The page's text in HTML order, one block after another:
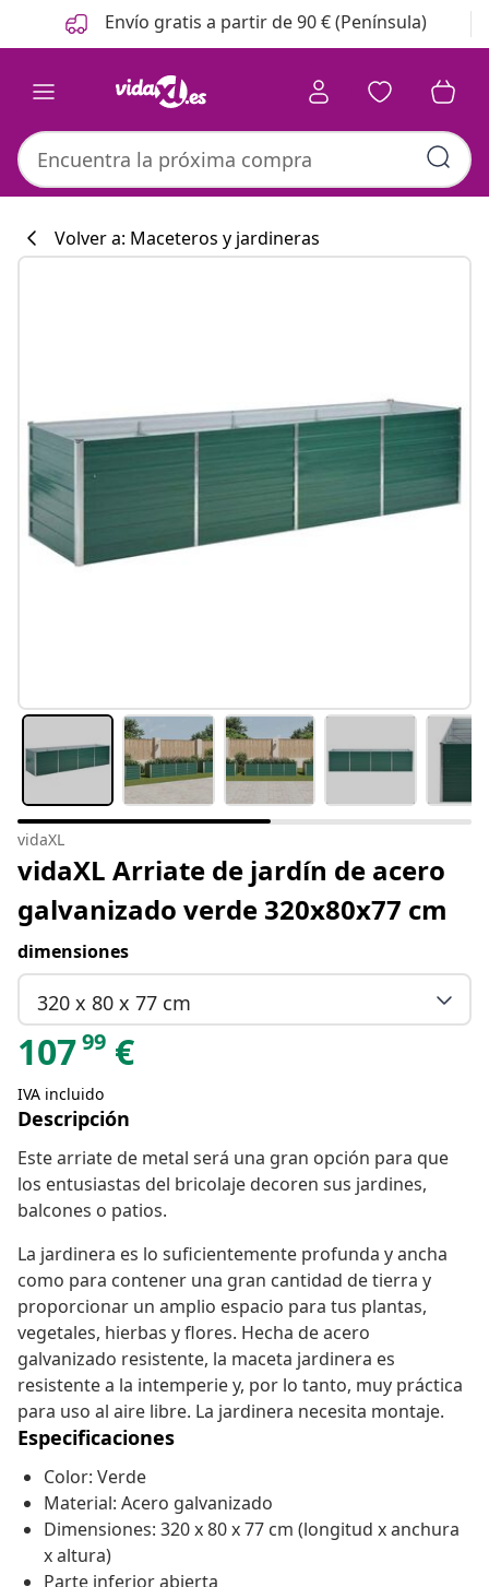
Anterior
Siguiente Envío gratis a partir de 90 € (Península)
#sharemevidaxl
Volver a: Maceteros y jardineras
vidaXL
vidaXL Arriate de jardín de acero
galvanizado verde 320x80x77 cm
dimensiones
320 x 80 x 77 cm
10799 €
IVA incluido
Descripción
Este arriate de metal será una gran opción para que
los entusiastas del bricolaje decoren sus jardines,
balcones o patios.
La jardinera es lo suficientemente profunda y ancha
como para contener una gran cantidad de tierra y
proporcionar un amplio espacio para tus plantas,
vegetales, hierbas y flores. Hecha de acero
galvanizado resistente, la maceta jardinera es
resistente a la intemperie y, por lo tanto, muy práctica
para uso al aire libre. La jardinera necesita montaje.
Especificaciones
Color: Verde
Material: Acero galvanizado
Dimensiones: 320 x 80 x 77 cm (longitud x anchura
x altura)
Parte inferior abierta